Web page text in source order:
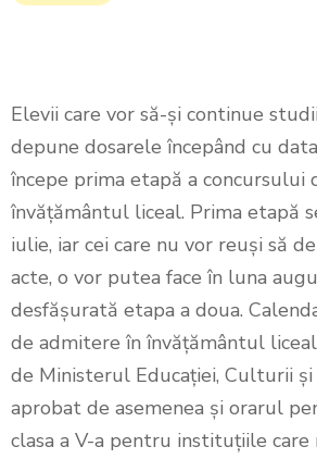
Elevii care vor să-și continue
depune dosarele începând cu
începe prima etapă a concursului
învățământul liceal. Prima etapă
iulie, iar cei care nu vor reuși să
acte, o vor putea face în luna
desfășurată etapa a doua.
de admitere în învățământul
de Ministerul Educației, Culturii și
aprobat de asemenea și orarul
clasa a V-a pentru instituțiile care